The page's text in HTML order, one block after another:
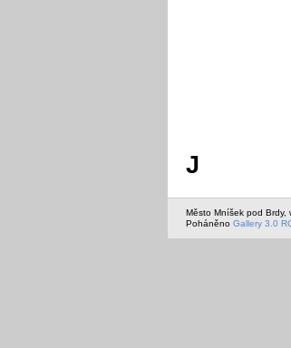
J
Město Mníšek pod Brdy,
Poháněno Gallery 3.0